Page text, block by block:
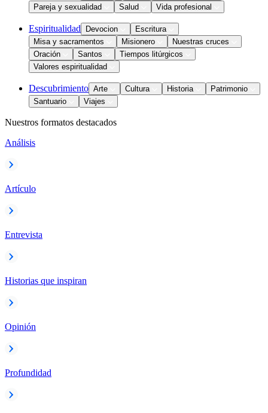
Pareja y sexualidad
Salud Vida profesional
Espiritualidad Devocion
Escritura
Misa y sacramentos
Misionero
Nuestras cruces
Oración
Santos
Tiempos litúrgicos
Valores espiritualidad
Descubrimiento Arte Cultura Historia
Patrimonio
Santuario
Viajes
Nuestros formatos destacados
Análisis
Artículo
Entrevista
Historias que inspiran
Opinión
Profundidad